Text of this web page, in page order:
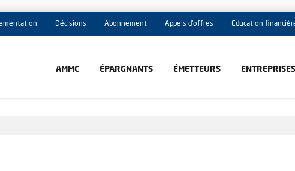
Décisions Abonnement Appels d'offres Education
AMMC ÉPARGNANTS ÉMETTEURS